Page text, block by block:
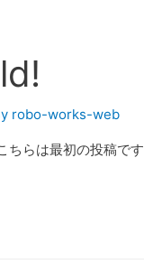
robo-works-web
らは最初の投稿で